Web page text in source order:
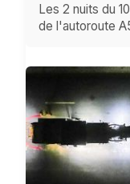
Les 2 nuits du
de l'autoroute